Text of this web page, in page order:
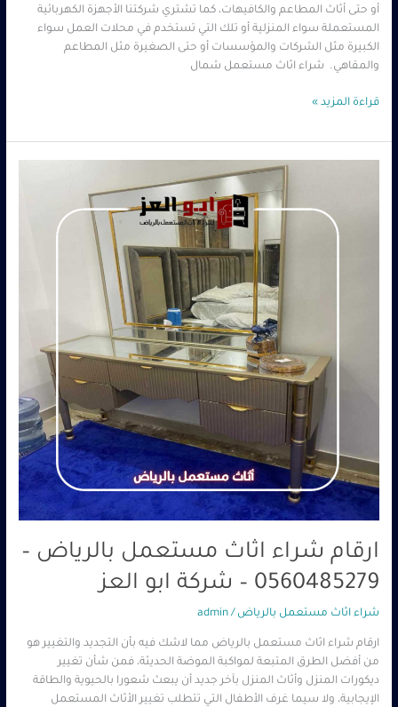
أو حتى أثاث المطاعم والكافيهات، كما تشتري شركتنا الأجهزة الكهربائية
المستعملة سواء المنزلية أو تلك التي تستخدم في محلات العمل سواء
الكبيرة مثل الشركات والمؤسسات أو حتى الصغيرة مثل المطاعم
والمقاهي. شراء اثاث مستعمل شمال
قراءة المزيد »
ارقام شراء اثاث مستعمل بالرياض –
0560485279 – شركة ابو العز
شراء اثاث مستعمل بالرياض /
admin
ارقام شراء اثاث مستعمل بالرياض مما لاشك فيه بأن التجديد والتغيير هو
من أفضل الطرق المتبعة لمواكبة الموضة الحديثة، فمن شأن تغيير
ديكورات المنزل وأثاث المنزل بآخر جديد أن يبعث شعورا بالحيوية والطاقة
الإيجابية، ولا سيما غرف الأطفال التي تتطلب تغيير الأثاث المستعمل
مستعمل